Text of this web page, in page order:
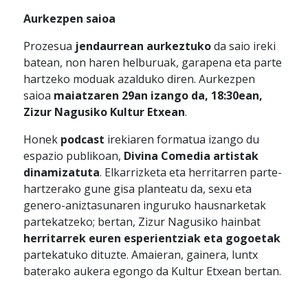
Aurkezpen saioa
Prozesua jendaurrean aurkeztukoda saio ireki
batean, non haren helburuak, garapena eta parte
hartzeko moduak azalduko diren. Aurkezpen
saioa maiatzaren 29an izango da, 18:30ean,
Zizur Nagusiko Kultur Etxean.
Honek podcast irekiaren formatua izango du
espazio publikoan, Divina Comedia artistak
dinamizatuta. Elkarrizketa eta herritarren parte-
hartzerako gune gisa planteatu da, sexu eta
genero-aniztasunaren inguruko hausnarketak
partekatzeko; bertan, Zizur Nagusiko hainbat
herritarrek euren esperientziak eta gogoetak
partekatuko dituzte. Amaieran, gainera, luntx
baterako aukera egongo da Kultur Etxean bertan.